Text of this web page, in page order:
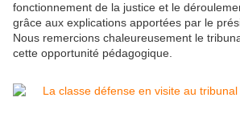
fonctionnement de la justice et le
grâce aux explications apportées par le
Nous remercions chaleureusement le
cette opportunité pédagogique.